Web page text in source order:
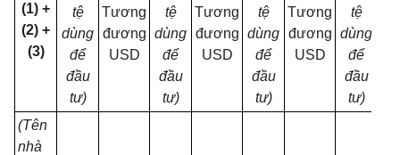
(1) +
(2) +
(3)
tệ
dùng
để
đầu
tư)
Tương
đương
USD
tệ
dùng
để
đầu
tư)
Tương
đương
USD
tệ
dùng
để
đầu
tư)
Tương
đương
USD
tệ
dùng
để
đầu
tư)
(Tên
nhà